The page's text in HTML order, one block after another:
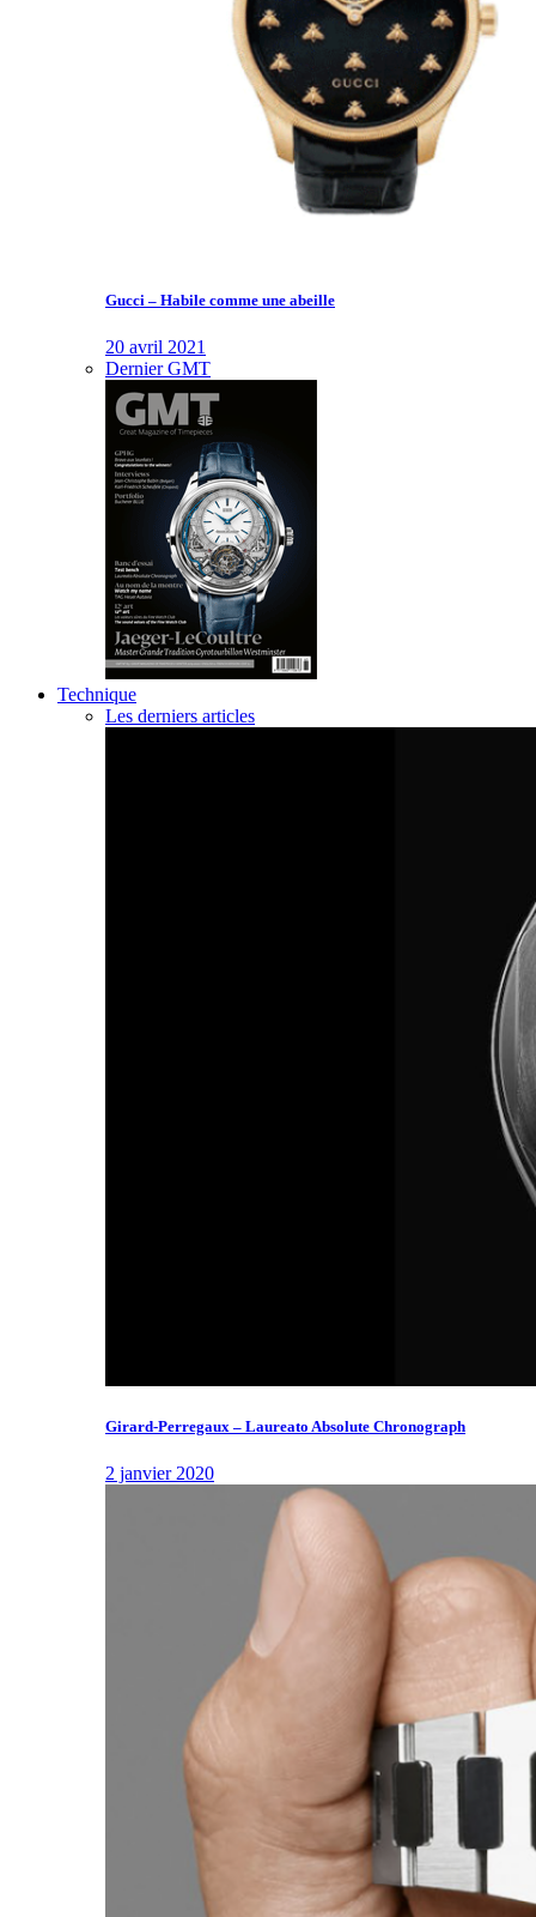
Gucci – Habile comme une abeille
20 avril 2021
Dernier GMT
Technique
Les derniers articles
Girard-Perregaux – Laureato Absolute Chronograph
2 janvier 2020